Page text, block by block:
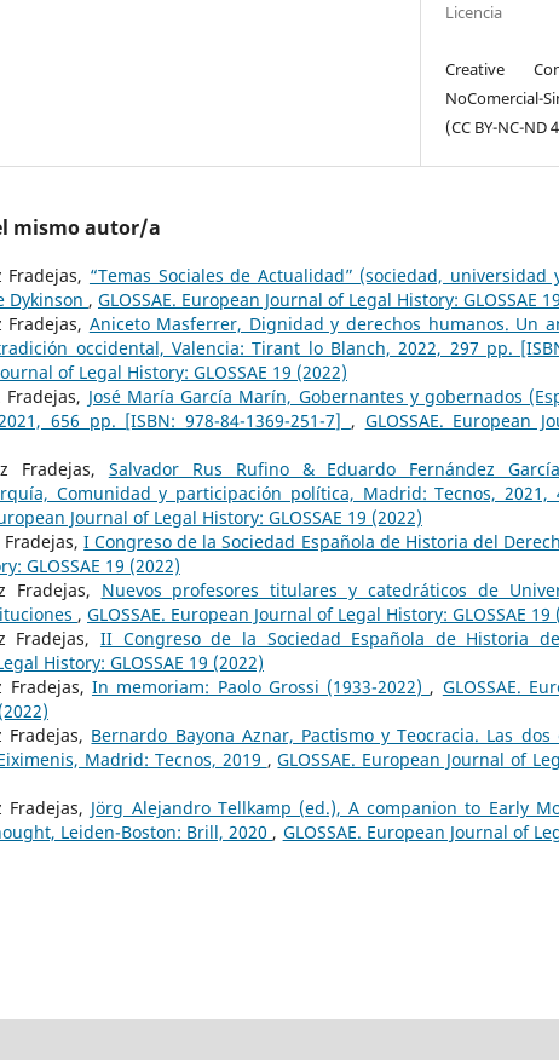
Licencia
Creative
NoComercial-
(CC BY-NC-ND
mismo autor/a
Fradejas, “Temas Sociales de Actualidad” (sociedad, universidad
Dykinson , GLOSSAE. European Journal of Legal History: GLOSSAE
Fradejas, Aniceto Masferrer, Dignidad y derechos humanos. Un
occidental, Valencia: Tirant lo Blanch, 2022, 297 pp.
of Legal History: GLOSSAE 19 (2022)
José María García Marín, Gobernantes y gobernados
656 pp. [ISBN: 978-84-1369-251-7] , GLOSSAE. European
Fradejas, Salvador Rus Rufino & Eduardo Fernández
Comunidad y participación política, Madrid: Tecnos, 2021,
Journal of Legal History: GLOSSAE 19 (2022)
Fradejas,I Congreso de la Sociedad Española de Historia del
GLOSSAE 19 (2022)
Fradejas, Nuevos profesores titulares y catedráticos de
, GLOSSAE. European Journal of Legal History: GLOSSAE 19
Fradejas, II Congreso de la Sociedad Española de Historia
History: GLOSSAE 19 (2022)
Fradejas, In memoriam: Paolo Grossi (1933-2022) , GLOSSAE.
Fradejas, Bernardo Bayona Aznar, Pactismo y Teocracia. Las
Madrid: Tecnos, 2019 ,GLOSSAE. European Journal of
Fradejas, Jörg Alejandro Tellkamp (ed.), A companion to Early
Leiden-Boston: Brill, 2020 , GLOSSAE. European Journal of